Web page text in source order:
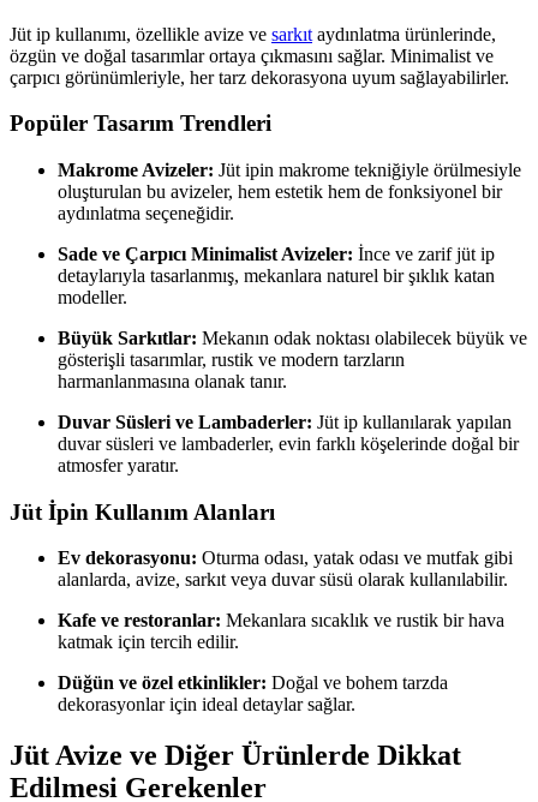
Jüt ip kullanımı, özellikle avize ve sarkıt aydınlatma ürünlerinde,
özgün ve doğal tasarımlar ortaya çıkmasını sağlar. Minimalist ve
çarpıcı görünümleriyle, her tarz dekorasyona uyum sağlayabilirler.
Popüler Tasarım Trendleri
Makrome Avizeler: Jüt ipin makrome tekniğiyle örülmesiyle
oluşturulan bu avizeler, hem estetik hem de fonksiyonel bir
aydınlatma seçeneğidir.
Sade ve Çarpıcı Minimalist Avizeler: İnce ve zarif jüt ip
detaylarıyla tasarlanmış, mekanlara naturel bir şıklık katan
modeller.
Büyük Sarkıtlar: Mekanın odak noktası olabilecek büyük ve
gösterişli tasarımlar, rustik ve modern tarzların
harmanlanmasına olanak tanır.
Duvar Süsleri ve Lambaderler: Jüt ip kullanılarak yapılan
duvar süsleri ve lambaderler, evin farklı köşelerinde doğal bir
atmosfer yaratır.
Jüt İpin Kullanım Alanları
Ev dekorasyonu: Oturma odası, yatak odası ve mutfak gibi
alanlarda, avize, sarkıt veya duvar süsü olarak kullanılabilir.
Kafe ve restoranlar: Mekanlara sıcaklık ve rustik bir hava
katmak için tercih edilir.
Düğün ve özel etkinlikler: Doğal ve bohem tarzda
dekorasyonlar için ideal detaylar sağlar.
Jüt Avize ve Diğer Ürünlerde Dikkat
Edilmesi Gerekenler